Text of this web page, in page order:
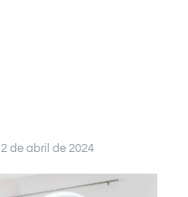
2 de abril de 2024